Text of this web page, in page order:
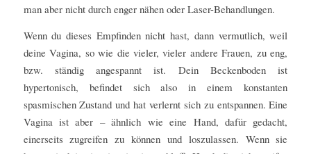
man aber nicht durch enger nähen oder Laser-Behandlungen.
Wenn du dieses Empfinden nicht hast, dann vermutlich, weil
deine Vagina, so wie die vieler, vieler andere Frauen, zu eng,
bzw. ständig angespannt ist. Dein Beckenboden ist
hypertonisch, befindet sich also in einem konstanten
spasmischen Zustand und hat verlernt sich zu entspannen. Eine
Vagina ist aber – ähnlich wie eine Hand, dafür gedacht,
einerseits zugreifen zu können und loszulassen. Wenn sie